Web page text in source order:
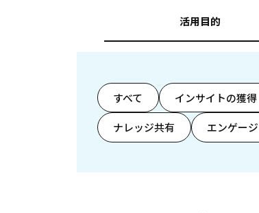
活用目的
すべて インサイトの獲得
ナレッジ共有 エンゲー